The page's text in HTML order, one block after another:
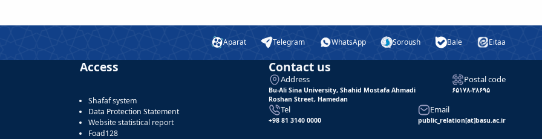
Aparat Telegram WhatsApp Soroush Bale Eitaa
Access
Shafaf system
Data Protection Statement
Website statistical report
Foad128
Contact us
Address
Bu-Ali Sina University, Shahid Mostafa Ahmadi
Roshan Street, Hamedan
Postal code
۶۵۱۷۸-۳۸۶۹۵
Tel
+98 81 3140 0000
Email
public_relation[at]basu.ac.ir